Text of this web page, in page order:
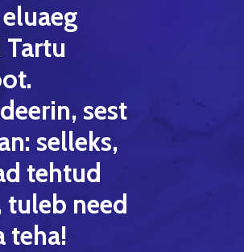
eluaeg
Tartu
sest
selleks,
tehtud
tuleb need
teha!